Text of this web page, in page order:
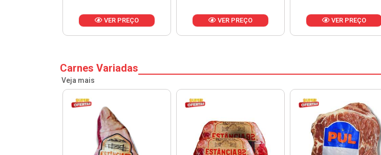
VER PREÇO VER PREÇO VER PREÇO
Carnes Variadas
Veja mais